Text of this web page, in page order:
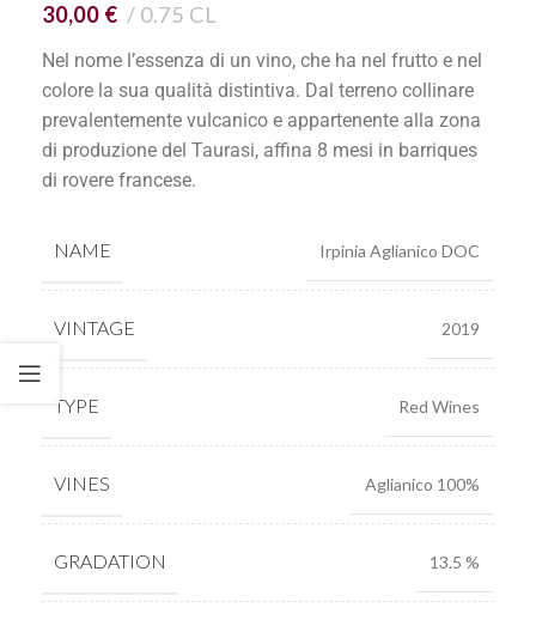
30,00 € 0.75 CL
Nel nome l’essenza di un vino, che ha nel frutto e nel
colore la sua qualità distintiva. Dal terreno collinare
prevalentemente vulcanico e appartenente alla zona
di produzione del Taurasi, affina 8 mesi in barriques
di rovere francese.
NAME Irpinia Aglianico DOC
VINTAGE 2019
TYPE Red Wines
VINES Aglianico 100%
GRADATION 13.5 %